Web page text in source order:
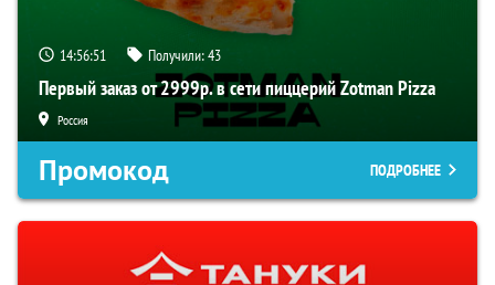
14:56:51 Получили:43
Первый заказ от 2999р. в сети пиццерий Zotman Pizza
Россия
Промокод ПОДРОБНЕЕ